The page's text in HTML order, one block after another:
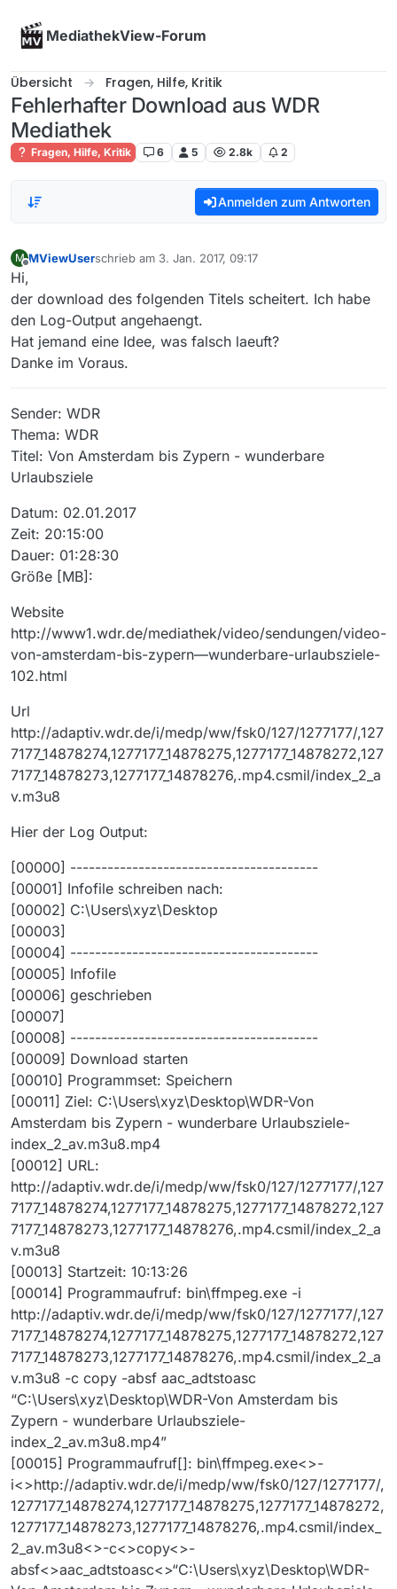
MediathekView-Forum
Übersicht Fragen, Hilfe, Kritik
Fehlerhafter Download aus WDR
Mediathek
Fragen, Hilfe, Kritik 6 5 2.8k 2
Anmelden zum Antworten
M MViewUserschrieb am 3. Jan. 2017, 09:17
zuletzt editiert von
Hi,
der download des folgenden Titels scheitert. Ich habe
den Log-Output angehaengt.
Hat jemand eine Idee, was falsch laeuft?
Danke im Voraus.
Sender: WDR
Thema: WDR
Titel: Von Amsterdam bis Zypern - wunderbare
Urlaubsziele
Datum: 02.01.2017
Zeit: 20:15:00
Dauer: 01:28:30
Größe [MB]:
Website
http://www1.wdr.de/mediathek/video/sendungen/video-
von-amsterdam-bis-zypern—wunderbare-urlaubsziele-
102.html
Url
http://adaptiv.wdr.de/i/medp/ww/fsk0/127/1277177/,127
7177_14878274,1277177_14878275,1277177_14878272,127
7177_14878273,1277177_14878276,.mp4.csmil/index_2_a
v.m3u8
Hier der Log Output:
[00000] ----------------------------------------
[00001] Infofile schreiben nach:
[00002] C:\Users\xyz\Desktop
[00003]
[00004] ----------------------------------------
[00005] Infofile
[00006] geschrieben
[00007]
[00008] ----------------------------------------
[00009] Download starten
[00010] Programmset: Speichern
[00011] Ziel: C:\Users\xyz\Desktop\WDR-Von
Amsterdam bis Zypern - wunderbare Urlaubsziele-
index_2_av.m3u8.mp4
[00012] URL:
http://adaptiv.wdr.de/i/medp/ww/fsk0/127/1277177/,127
7177_14878274,1277177_14878275,1277177_14878272,127
7177_14878273,1277177_14878276,.mp4.csmil/index_2_a
v.m3u8
[00013] Startzeit: 10:13:26
[00014] Programmaufruf: bin\ffmpeg.exe -i
http://adaptiv.wdr.de/i/medp/ww/fsk0/127/1277177/,127
7177_14878274,1277177_14878275,1277177_14878272,127
7177_14878273,1277177_14878276,.mp4.csmil/index_2_a
v.m3u8 -c copy -absf aac_adtstoasc
“C:\Users\xyz\Desktop\WDR-Von Amsterdam bis
Zypern - wunderbare Urlaubsziele-
index_2_av.m3u8.mp4”
[00015] Programmaufruf[]: bin\ffmpeg.exe<>-
i<>http://adaptiv.wdr.de/i/medp/ww/fsk0/127/1277177/,
1277177_14878274,1277177_14878275,1277177_14878272,
1277177_14878273,1277177_14878276,.mp4.csmil/index_
2_av.m3u8<>-c<>copy<>-
absf<>aac_adtstoasc<>“C:\Users\xyz\Desktop\WDR-